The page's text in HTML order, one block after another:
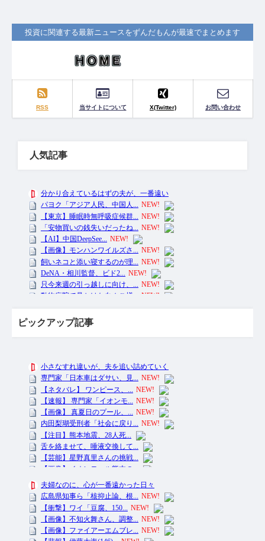
投資に関連する最新ニュースをずんだもんが最速でまとめます
RSS 当サイトについて X(Twitter) お問い合わせ
人気記事
ピックアップ記事